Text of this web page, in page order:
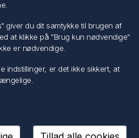
forbeholdt.
giver du dit samtykke til brugen af
at klikke på "Brug kun nødvendige"
er nødvendige.
indstillinger, er det ikke sikkert, at